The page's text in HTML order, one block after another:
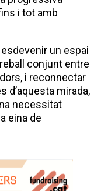
i tot amb
un espai
conjunt entre
i reconnectar
d’aquesta mirada,
necessitat
eina de